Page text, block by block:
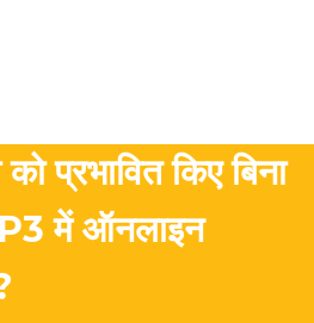
प्रभावित किए बिना
में ऑनलाइन